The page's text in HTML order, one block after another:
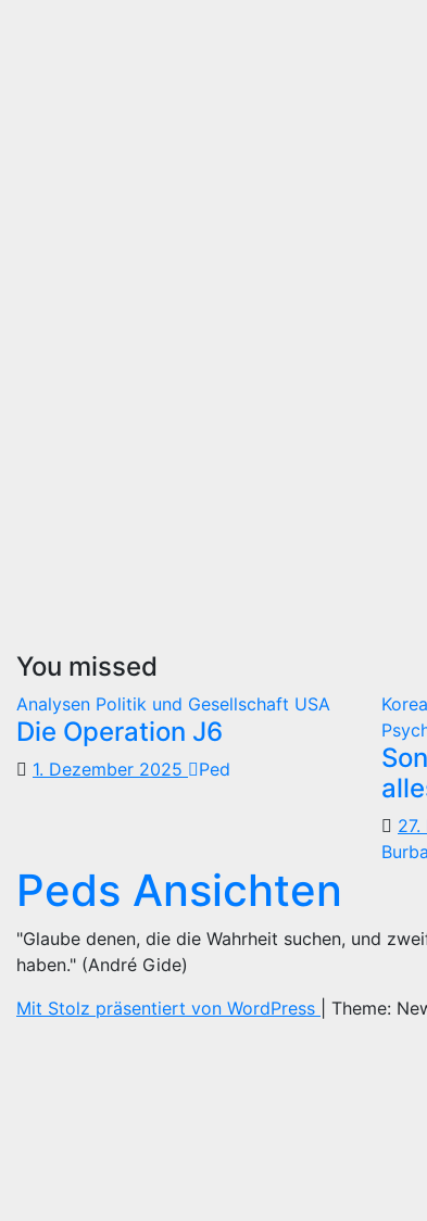
You missed
Analysen Politik und Gesellschaft USA
Die Operation J6
1. Dezember 2025 Ped
Korea
Peds Ansichten
"Glaube denen, die die Wahrheit suchen, und
haben." (André Gide)
Mit Stolz präsentiert von WordPress
Theme: